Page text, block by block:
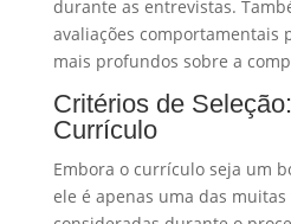
durante as entrevistas.
avaliações comportamentais
mais profundos sobre a
Critérios de
Currículo
Embora o currículo seja um
ele é apenas uma das